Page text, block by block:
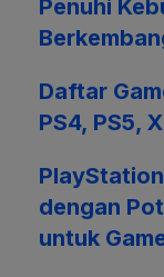
Penuhi
Daftar
PS4, PS5,
dengan
untuk